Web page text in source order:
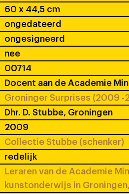
60 x 44,5 cm
ongedateerd
ongesigneerd
nee
00714
Docent aan de Academie
Groninger Surprises (2009 -
Dhr. D. Stubbe, Groningen
2009
Collectie Stubbe (schenker)
redelijk
Leraren van de Academie
kunstonderwijs in